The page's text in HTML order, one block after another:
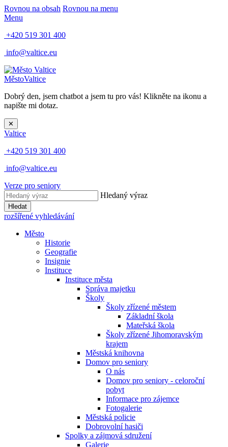
Rovnou na obsah Rovnou na menu
Menu
+420 519 301 400
info@valtice.eu
MěstoValtice
Dobrý den, jsem chatbot a jsem tu pro vás! Klikněte na ikonu a
napište mi dotaz.
✕
Valtice
+420 519 301 400
info@valtice.eu
Verze pro seniory
Hledaný výraz
Hledat
rozšířené vyhledávání
Město
Historie
Geografie
Insignie
Instituce
Instituce města
Správa majetku
Školy
Školy zřízené městem
Základní škola
Mateřská škola
Školy zřízené Jihomoravským
krajem
Městská knihovna
Domov pro seniory
O nás
Domov pro seniory - celoroční
pobyt
Informace pro zájemce
Fotogalerie
Městská policie
Dobrovolní hasiči
Spolky a zájmová sdružení
Galerie